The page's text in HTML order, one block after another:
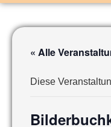
« Alle
Diese